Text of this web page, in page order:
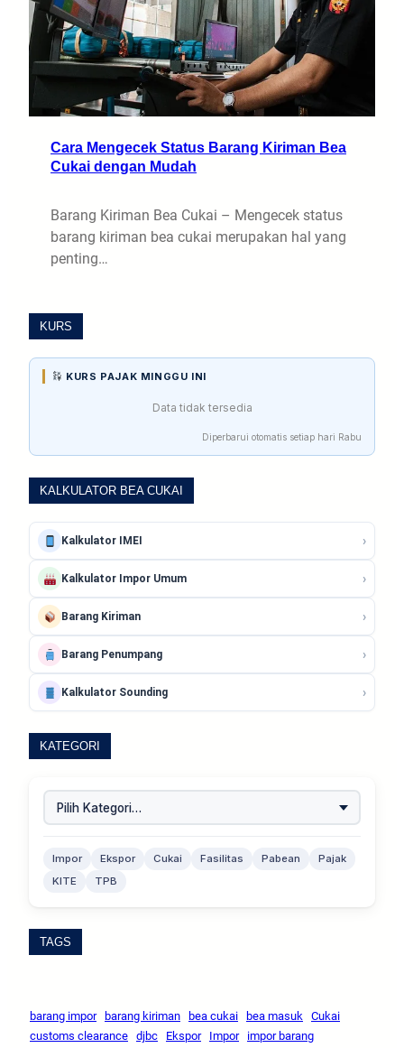
Cara Mengecek Status Barang Kiriman Bea
Cukai dengan Mudah
Barang Kiriman Bea Cukai – Mengecek status
barang kiriman bea cukai merupakan hal yang
penting…
KURS
KURS PAJAK MINGGU INI
Data tidak tersedia
Diperbarui otomatis setiap hari Rabu
KALKULATOR BEA CUKAI
Kalkulator IMEI ›
Kalkulator Impor Umum ›
Barang Kiriman ›
Barang Penumpang ›
Kalkulator Sounding ›
KATEGORI
Impor Ekspor Cukai Fasilitas Pabean
Pajak
KITE
TPB
TAGS
barang impor barang kiriman bea cukai bea masuk Cukai
customs clearance djbc Ekspor Impor
impor barang